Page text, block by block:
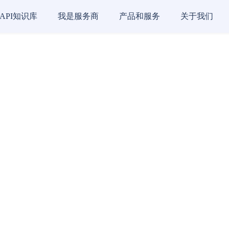
API知识库 我是服务商 产品和服务 关于我们